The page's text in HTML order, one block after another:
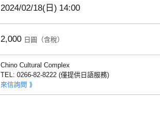
2024/02/18(日) 14:00
2,000 日圓（含稅）
Chino Cultural Complex
TEL: 0266-82-8222 (僅提供日語服務)
來信詢問 ⟫